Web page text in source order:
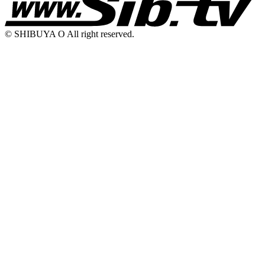
© SHIBUYA O All right reserved.